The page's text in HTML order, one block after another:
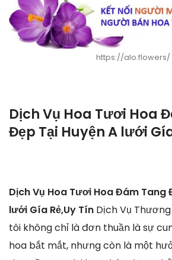
https://alo.flowers/
Dịch Vụ Hoa Tươi Hoa
Đẹp Tại Huyện A lưới
Dịch Vụ Hoa Tươi Hoa Đám Tang
lưới Gía Rẻ,Uy Tín Dịch Vụ
tôi không chỉ là đơn thuần là sự
hoa bắt mắt, nhưng còn là một